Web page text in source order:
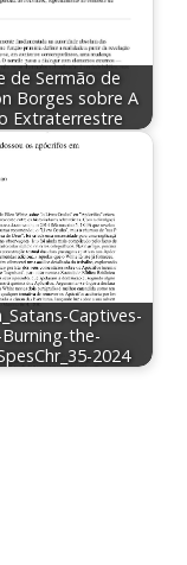
de Sermão de
Borges sobre A
Extraterrestre
Captives-
the-
2024